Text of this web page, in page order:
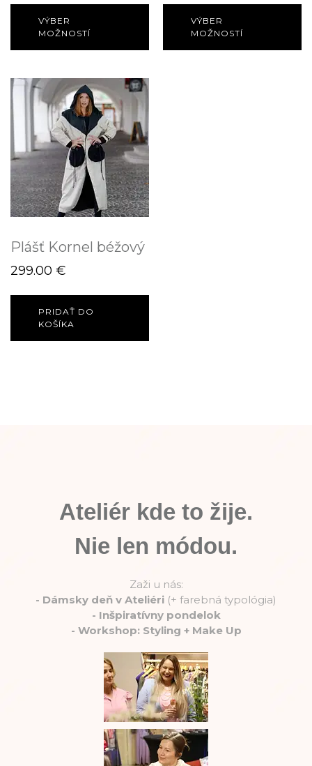
VÝBER
MOŽNOSTÍ
VÝBER
MOŽNOSTÍ
Plášť Kornel béžový
299.00 €
PRIDAŤ DO
KOŠÍKA
Ateliér kde to žije.
Nie len módou.
Zaži u nás:
- Dámsky deň v Ateliéri (+ farebná typológia)
- Inšpiratívny pondelok
- Workshop: Styling + Make Up